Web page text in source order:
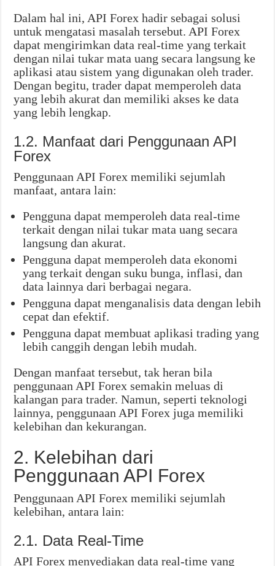
Dalam hal ini, API Forex hadir sebagai solusi
untuk mengatasi masalah tersebut. API Forex
dapat mengirimkan data real-time yang terkait
dengan nilai tukar mata uang secara langsung ke
aplikasi atau sistem yang digunakan oleh trader.
Dengan begitu, trader dapat memperoleh data
yang lebih akurat dan memiliki akses ke data
yang lebih lengkap.
1.2. Manfaat dari Penggunaan API
Forex
Penggunaan API Forex memiliki sejumlah
manfaat, antara lain:
Pengguna dapat memperoleh data real-time
terkait dengan nilai tukar mata uang secara
langsung dan akurat.
Pengguna dapat memperoleh data ekonomi
yang terkait dengan suku bunga, inflasi, dan
data lainnya dari berbagai negara.
Pengguna dapat menganalisis data dengan lebih
cepat dan efektif.
Pengguna dapat membuat aplikasi trading yang
lebih canggih dengan lebih mudah.
Dengan manfaat tersebut, tak heran bila
penggunaan API Forex semakin meluas di
kalangan para trader. Namun, seperti teknologi
lainnya, penggunaan API Forex juga memiliki
kelebihan dan kekurangan.
2. Kelebihan dari
Penggunaan API Forex
Penggunaan API Forex memiliki sejumlah
kelebihan, antara lain:
2.1. Data Real-Time
API Forex menyediakan data real-time yang